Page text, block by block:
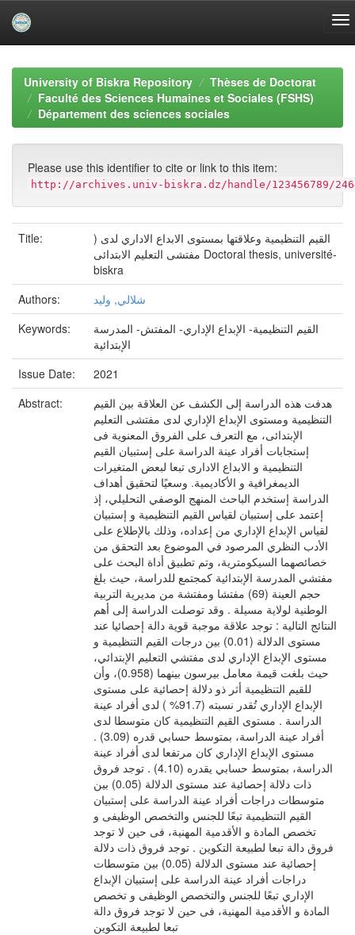
navigationUniversity of Biskra Repository
Thèses de Doctorat
Faculté des Sciences Humaines et Sociales (FSHS)
Département des sciences sociales
Please use this identifier to cite or link to this item:
http://archives.univ-biskra.dz/handle/123456789/
Title:
) القيم التنظيمية وعلاقتها بمستوى الابداع الاداري لدى
مفتشى التعليم الابتدائى Doctoral thesis, université-
biskra
Authors:
شلالي, وليد
Keywords:
القيم التنظيمية- الإبداع الإداري- المفتش- المدرسة
الإبتدائية
Issue Date:
2021
Abstract:
هدفت هذه الدراسة إلى الكشف عن العلاقة بين القيم
التنظيمية ومستوى الإبداع الإداري لدى مفتشى التعليم
الإبتدائى، مع التعرف على الفروق المعنوية فى
إستجابات أفراد عينة الدراسة على إستبيان القيم
التنظيمية و الابداع الادارى تبعا لبعض المتغيرات
الديمغرافية و الأكاديمية. وسعيًا لتحقيق أهداف
الدراسة إستخدم الباحث المنهج الوصفي التحليلي، إذ
إعتمد على إستبيان لقياس القيم التنظيمية و إستبيان
لقياس الإبداع الإداري من إعداده، وذلك بالإطلاع على
الأدب النظري المرصود في الموضوع بعد التحقق من
خصائصهما السيكومترية، وتم تطبيق أداة البحث على
مفتشي المدرسة الإبتدائية كمجتمع للدراسة، حيث بلغ
حجم العينة (69) مفتشا ومفتشة من مديرية التربية
الوطنية لولاية مسيلة . وقد توصلت الدراسة إلى أهم
النتائج التالية : توجد علاقة موجبة قوية دالة إحصائيا عند
مستوى الدلالة (0.01) بين درجات القيم التنظيمية و
مستوى الإبداع الإداري لدى مفتشي التعليم الإبتدائي،
حيث بلغت قيمة معامل بيرسون بينهما (0.958)، وأن
للقيم التنظيمية أثر ذو دلالة إحصائية على مستوى
الإبداع الإداري تُقدر نسبته (91.7% ) لدى أفراد عينة
الدراسة . مستوى القيم التنظيمية كان متوسطا لدى
أفراد عينة الدراسة، بمتوسط حسابي قدره (3.09) .
مستوى الإبداع الإداري كان مرتفعا لدى أفراد عينة
الدراسة، بمتوسط حسابي يقدره (4.10) . توجد فروق
ذات دلالة إحصائية عند مستوى الدلالة (0.05) بين
متوسطات دراجات أفراد عينة الدراسة على إستبيان
القيم التنظيمية تبعًا للجنس والتخصص الوظيفى و
تخصص المادة و الأقدمية المهنية، فى حين لا توجد
فروق دالة تبعا لطبيعة التكوين . توجد فروق ذات دلالة
إحصائية عند مستوى الدلالة (0.05) بين متوسطات
دراجات أفراد عينة الدراسة على إستبيان الإبداع
الإداري تبعًا للجنس والتخصص الوظيفى و تخصص
المادة و الأقدمية المهنية، فى حين لا توجد فروق دالة
تبعا لطبيعة التكوين